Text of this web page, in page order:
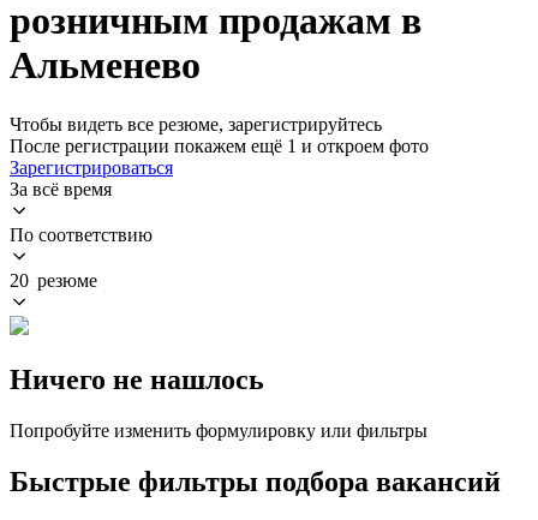
розничным продажам в
Альменево
Чтобы видеть все резюме, зарегистрируйтесь
После регистрации покажем ещё 1 и откроем фото
Зарегистрироваться
За всё время
По соответствию
20 резюме
Ничего не нашлось
Попробуйте изменить формулировку или фильтры
Быстрые фильтры подбора вакансий